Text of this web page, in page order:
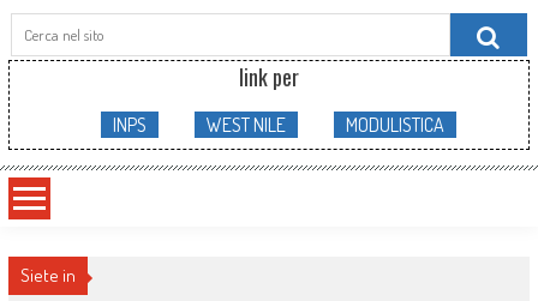
Search
for:
link per
INPS WEST NILE MODULISTICA
Siete in